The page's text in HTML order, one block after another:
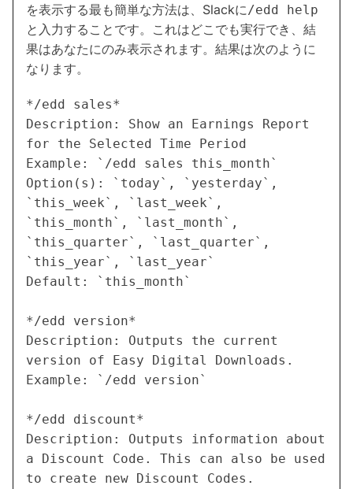
を表示する最も簡単な方法は、Slackに /edd help
と入力することです。これはどこでも実行でき、結
果はあなたにのみ表示されます。結果は次のように
なります。
*/edd sales*
Description: Show an Earnings Report
for the Selected Time Period
Example: `/edd sales this_month`
Option(s): `today`, `yesterday`,
`this_week`, `last_week`,
`this_month`, `last_month`,
`this_quarter`, `last_quarter`,
`this_year`, `last_year`
Default: `this_month`
*/edd version*
Description: Outputs the current
version of Easy Digital Downloads.
Example: `/edd version`
*/edd discount*
Description: Outputs information about
a Discount Code. This can also be used
to create new Discount Codes.